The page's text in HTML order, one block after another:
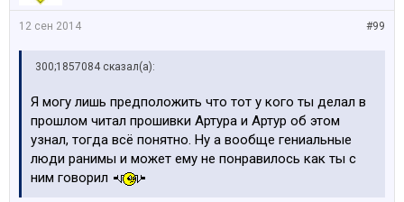
#99
12 сен 2014
300;1857084 сказал(а):
Я могу лишь предположить что тот у кого ты делал в
прошлом читал прошивки Артура и Артур об этом
узнал, тогда всё понятно. Ну а вообще гениальные
люди ранимы и может ему не понравилось как ты с
ним говорил